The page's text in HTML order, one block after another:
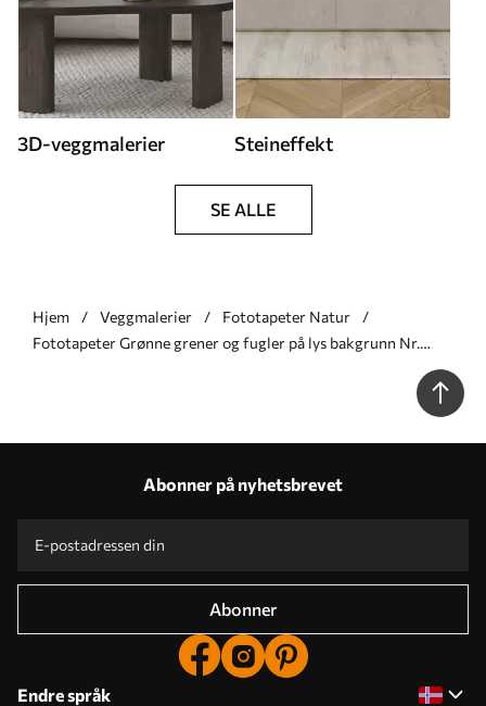
3D-veggmalerier Steineffekt
SE ALLE
Hjem Veggmalerier
Fototapeter Natur
Fototapeter Grønne grener og fugler på lys bakgrunn Nr.
Abonner på nyhetsbrevet
Abonner
Endre språk